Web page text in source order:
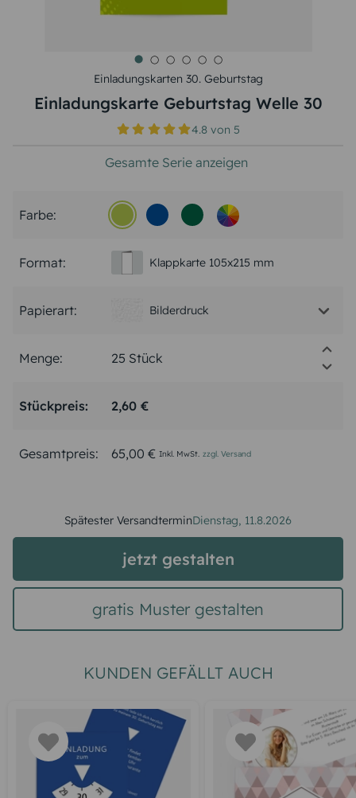
Einladungskarten 30. Geburtstag
Einladungskarte Geburtstag Welle 30
4.8 von5
Gesamte Serie anzeigen
Farbe:
Format: Klappkarte 105x215 mm
Papierart: Bilderdruck
Menge:
Stückpreis: 2,60 €
Gesamtpreis: 65,00 € Inkl. MwSt. zzgl. Versand
Spätester VersandterminDienstag, 11.8.2026
jetzt gestalten
gratis Muster gestalten
KUNDEN GEFÄLLT AUCH